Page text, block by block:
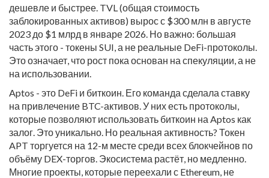
дешевле и быстрее. TVL (общая стоимость
заблокированных активов) вырос с $300 млн в августе
2023 до $1 млрд в январе 2026. Но важно: большая
часть этого - токены SUI, а не реальные DeFi-протоколы.
Это означает, что рост пока основан на спекуляции, а не
на использовании.
Aptos - это DeFi и биткоин. Его команда сделала ставку
на привлечение BTC-активов. У них есть протоколы,
которые позволяют использовать биткоин на Aptos как
залог. Это уникально. Но реальная активность? Токен
APT торгуется на 12-м месте среди всех блокчейнов по
объёму DEX-торгов. Экосистема растёт, но медленно.
Многие проекты, которые переехали с Ethereum, не